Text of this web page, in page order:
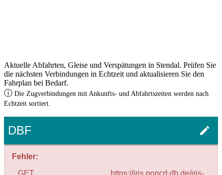
Aktuelle Abfahrten, Gleise und Verspätungen in Stendal. Prüfen Sie
die nächsten Verbindungen in Echtzeit und aktualisieren Sie den
Fahrplan bei Bedarf.
ⓘ Die Zugverbindungen mit Ankunfts- und Abfahrtszeiten werden nach
Echtzeit sortiert.